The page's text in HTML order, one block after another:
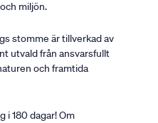
miljön.
stomme är tillverkad av
utvald från ansvarsfullt
och framtida
i 180 dagar! Om